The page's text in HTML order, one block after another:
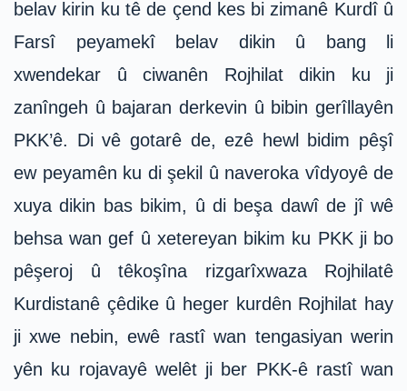
belav kirin ku tê de çend kes bi zimanê Kurdî û
Farsî peyamekî belav dikin û bang li
xwendekar û ciwanên Rojhilat dikin ku ji
zanîngeh û bajaran derkevin û bibin gerîllayên
PKK’ê. Di vê gotarê de, ezê hewl bidim pêşî
ew peyamên ku di şekil û naveroka vîdyoyê de
xuya dikin bas bikim, û di beşa dawî de jî wê
behsa wan gef û xetereyan bikim ku PKK ji bo
pêşeroj û têkoşîna rizgarîxwaza Rojhilatê
Kurdistanê çêdike û heger kurdên Rojhilat hay
ji xwe nebin, ewê rastî wan tengasiyan werin
yên ku rojavayê welêt ji ber PKK-ê rastî wan